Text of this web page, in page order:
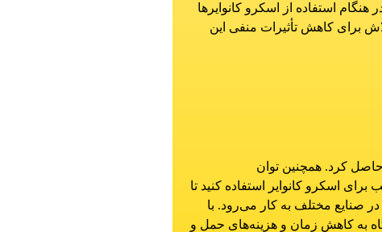
هنگام استفاده از اسکرو کانوایرها
برای کاهش تأثیرات منفی این
حاصل کرد. همچنین توان
اسکرو کانوایر استفاده کنید تا
صنایع مختلف به کار می‌رود. با
به کاهش زمان و هزینه‌های حمل و